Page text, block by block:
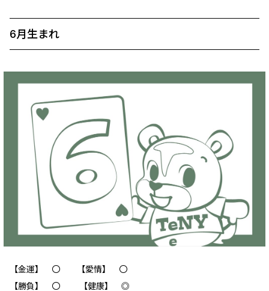
6月生まれ
【金運】 〇 【愛情】 〇
【勝負】 〇 【健康】 ◎